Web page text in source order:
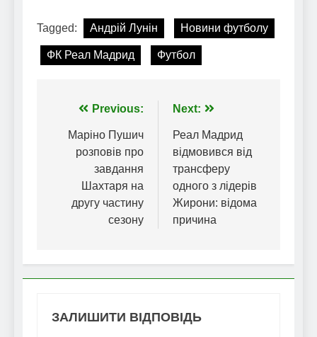
Tagged: Андрій Лунін Новини футболу
ФК Реал Мадрид Футбол
Навігація
записів
Previous:
Маріно Пушич
розповів про
завдання
Шахтаря на
другу частину
сезону
Next:
Реал Мадрид
відмовився від
трансферу
одного з лідерів
Жирони: відома
причина
ЗАЛИШИТИ ВІДПОВІДЬ